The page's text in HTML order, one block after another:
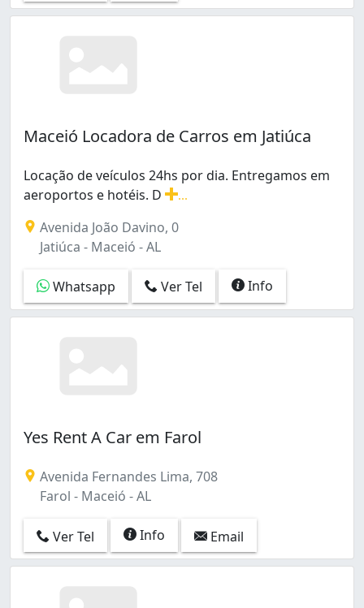
Vergel do Lago (1)
Maceió Locadora de Carros em Jatiúca
Locação de veículos 24hs por dia. Entregamos em
aeroportos e hotéis. D
Avenida João Davino, 0
Jatiúca - Maceió - AL
Whatsapp Ver Tel Info
Yes Rent A Car em Farol
Avenida Fernandes Lima, 708
Farol - Maceió - AL
Ver Tel Info Email